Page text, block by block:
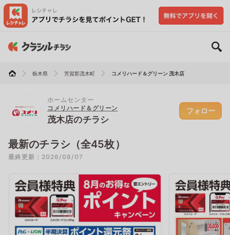
栃木県 芳賀郡茂木町 コメリハード＆グリーン 茂木店
ホームセンター
コメリハード＆グリーン
茂木店のチラシ
フォロー
最新のチラシ（全45枚）
最終更新：2026/08/07